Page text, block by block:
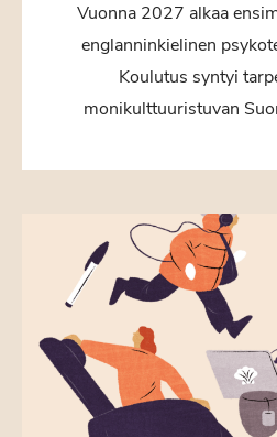
Vuonna 2027 alkaa
englanninkielinen
Koulutus syntyi
monikulttuuristuvan